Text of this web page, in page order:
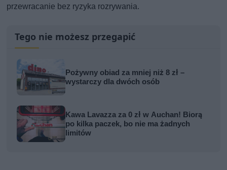
przewracanie bez ryzyka rozrywania.
Tego nie możesz przegapić
Pożywny obiad za mniej niż 8 zł –
wystarczy dla dwóch osób
Kawa Lavazza za 0 zł w Auchan! Biorą
po kilka paczek, bo nie ma żadnych
limitów